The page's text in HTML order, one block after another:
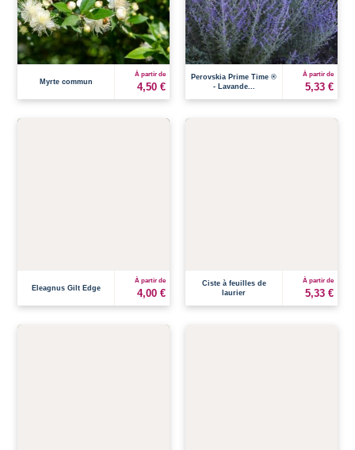
Myrte commun
À partir de
4,50 €
Perovskia Prime Time ®
- Lavande...
À partir de
5,33 €
Eleagnus Gilt Edge
À partir de
4,00 €
Ciste à feuilles de
laurier
À partir de
5,33 €